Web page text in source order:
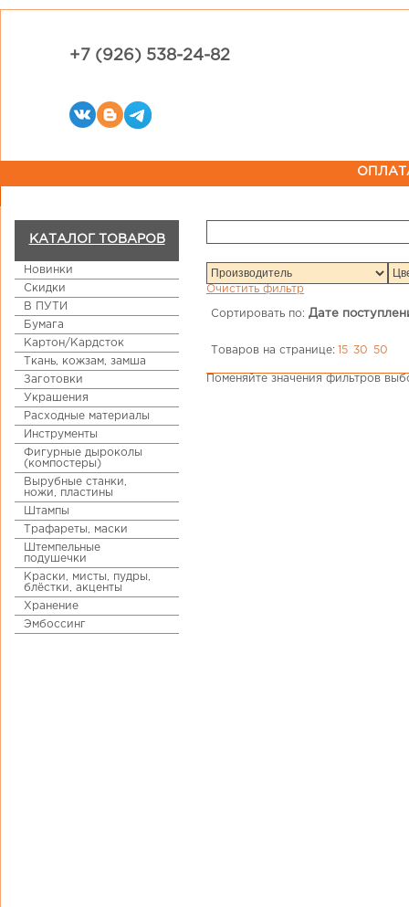
+7 (926) 538-24-82
КАТАЛОГ ТОВАРОВ
Новинки
Скидки
В ПУТИ
Бумага
Картон/Кардсток
Ткань, кожзам, замша
Заготовки
Украшения
Расходные материалы
Инструменты
Фигурные дыроколы
(компостеры)
Вырубные станки,
ножи, пластины
Штампы
Трафареты, маски
Штемпельные
подушечки
Краски, мисты, пудры,
блёстки, акценты
Хранение
Эмбоссинг
Очистить фильтр
Сортировать по: Дате
Товаров на странице: 15 30 50
Поменяйте значения фильтров